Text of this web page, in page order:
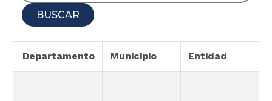
BUSCAR
Departamento Municipio Entidad